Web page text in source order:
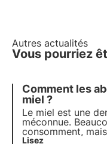
Autres actualités
Vous pourriez
Comment les
miel ?
Le miel est une
méconnue.
consomment,
étapes du voyage
Lisez